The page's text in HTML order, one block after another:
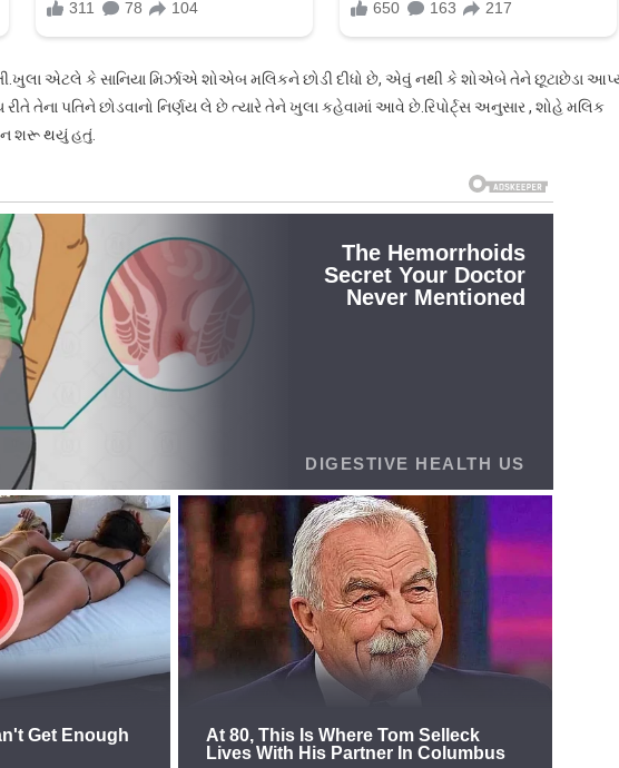
એટલે કે સાનિયા મિર્ઝાએ શોએબ મલિકને છોડી દીધો છે, એવું નથી કે શોએબે તેને છૂટાછેડા
તેના પતિને છોડવાનો નિર્ણય લે છે ત્યારે તેને ખુલા કહેવામાં આવે છે.રિપોર્ટ્સ અનુસાર , શોહે મલિક
શરૂ થયું હતું.